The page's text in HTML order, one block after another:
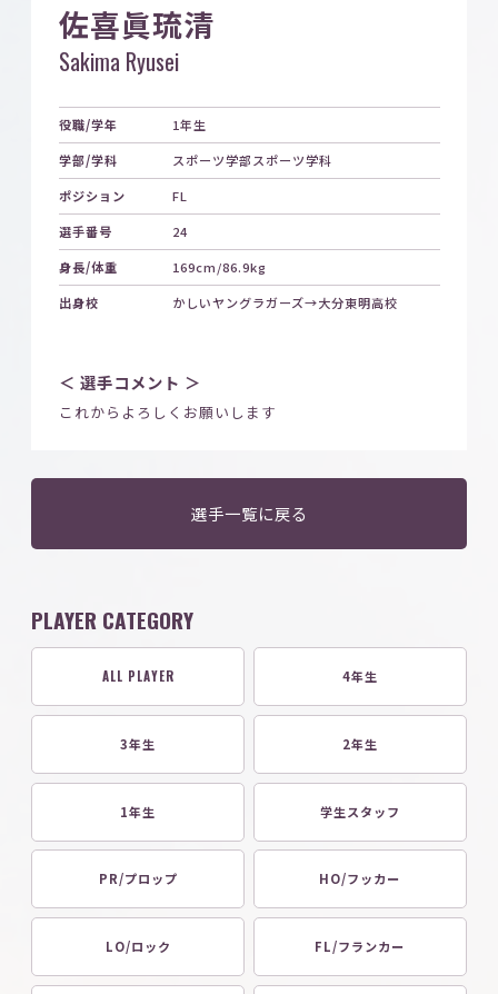
佐喜眞琉清
Sakima Ryusei
役職/学年
1年生
学部/学科
スポーツ学部スポーツ学科
ポジション
FL
選手番号
24
身長/体重
169cm/86.9kg
出身校
かしいヤングラガーズ→大分東明高校
＜ 選手コメント ＞
これからよろしくお願いします
選手一覧に戻る
PLAYER CATEGORY
ALL PLAYER 4年生
3年生 2年生
1年生 学生スタッフ
PR/プロップ HO/フッカー
LO/ロック FL/フランカー